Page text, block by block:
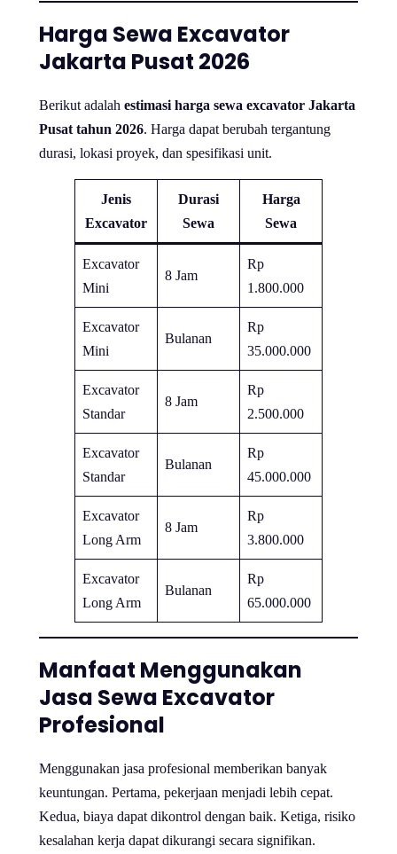
Harga Sewa Excavator
Jakarta Pusat 2026
Berikut adalah estimasi harga sewa excavator Jakarta
Pusat tahun 2026. Harga dapat berubah tergantung
durasi, lokasi proyek, dan spesifikasi unit.
Jenis
Excavator
Durasi
Sewa
Harga
Sewa
Excavator
Mini
8 Jam
Rp
1.800.000
Excavator
Mini
Bulanan
Rp
35.000.000
Excavator
Standar
8 Jam
Rp
2.500.000
Excavator
Standar
Bulanan
Rp
45.000.000
Excavator
Long Arm
8 Jam
Rp
3.800.000
Excavator
Long Arm
Bulanan
Rp
65.000.000
Manfaat Menggunakan
Jasa Sewa Excavator
Profesional
Menggunakan jasa profesional memberikan banyak
keuntungan. Pertama, pekerjaan menjadi lebih cepat.
Kedua, biaya dapat dikontrol dengan baik. Ketiga, risiko
kesalahan kerja dapat dikurangi secara signifikan.